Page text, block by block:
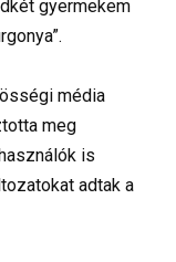
gyermekem
média
meg
is
adtak a